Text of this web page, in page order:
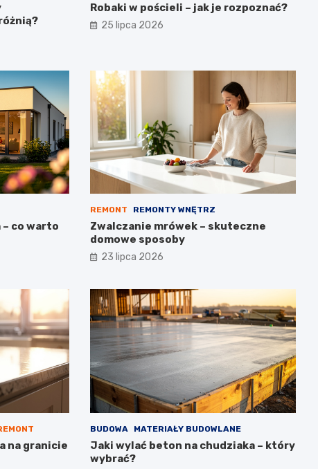
Robaki w pościeli – jak je rozpoznać?
25 lipca 2026
– co warto
REMONT REMONTY WNĘTRZ
Zwalczanie mrówek – skuteczne
domowe sposoby
23 lipca 2026
na granicie
BUDOWA MATERIAŁY BUDOWLANE
Jaki wylać beton na chudziaka – który
wybrać?